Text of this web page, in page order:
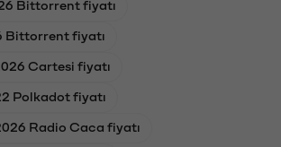
Bittorrent fiyatı
Bittorrent fiyatı
Cartesi fiyatı
Polkadot fiyatı
Radio Caca fiyatı